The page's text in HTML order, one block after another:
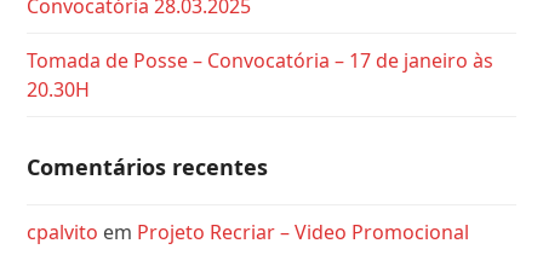
Convocatória 28.03.2025
Tomada de Posse – Convocatória – 17 de janeiro às
20.30H
Comentários recentes
cpalvito em Projeto Recriar – Video Promocional